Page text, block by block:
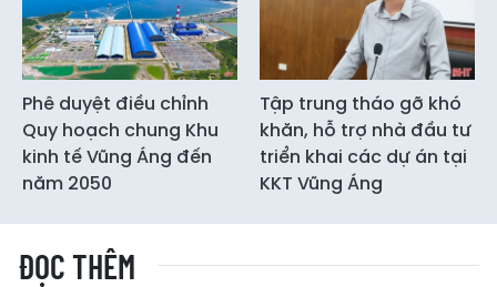
Phê duyệt điều chỉnh
Quy hoạch chung Khu
kinh tế Vũng Áng đến
năm 2050
Tập trung tháo gỡ khó
khăn, hỗ trợ nhà đầu tư
triển khai các dự án tại
KKT Vũng Áng
ĐỌC THÊM